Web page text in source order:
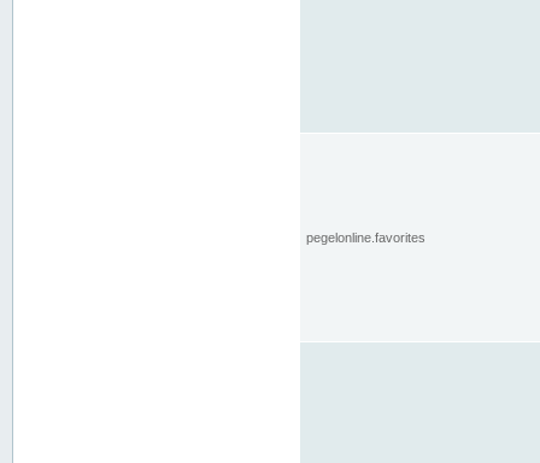
pegelonline.favorites